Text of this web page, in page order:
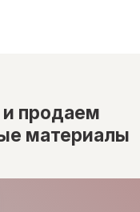
продаем
материалы